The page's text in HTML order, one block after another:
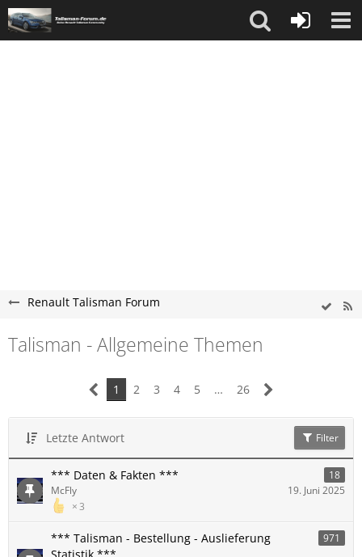
Renault Talisman Forum
Talisman - Allgemeine Themen
1 2 3 4 5 … 26
Letzte Antwort Filter
*** Daten & Fakten *** 18
3
McFly 19. Juni 2025
*** Talisman - Bestellung - Auslieferung
971